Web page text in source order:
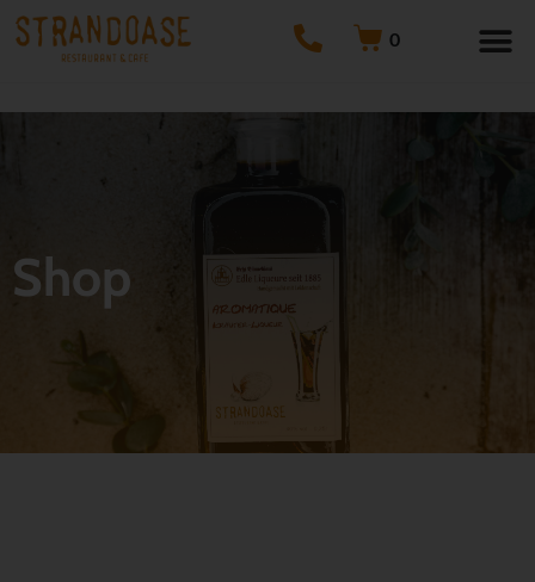
0
Shop